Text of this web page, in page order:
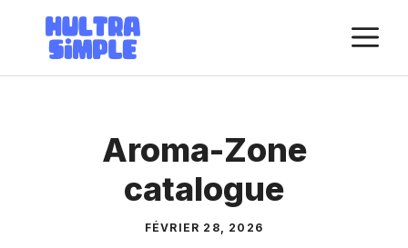
contenu
Aroma-Zone
catalogue
FÉVRIER 28, 2026